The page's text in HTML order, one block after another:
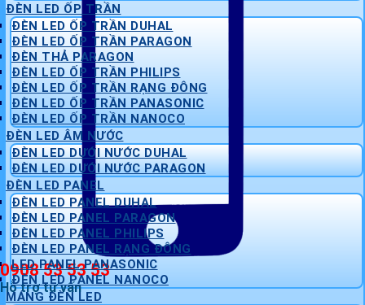
0908 53 53 53
Hỗ trợ tư vấn
ĐÈN LED ỐP TRẦN
ĐÈN LED ỐP TRẦN DUHAL
ĐÈN LED ỐP TRẦN PARAGON
ĐÈN THẢ PARAGON
ĐÈN LED ỐP TRẦN PHILIPS
ĐÈN LED ỐP TRẦN RẠNG ĐÔNG
ĐÈN LED ỐP TRẦN PANASONIC
ĐÈN LED ỐP TRẦN NANOCO
ĐÈN LED ÂM NƯỚC
ĐÈN LED DƯỚI NƯỚC DUHAL
ĐÈN LED DƯỚI NƯỚC PARAGON
ĐÈN LED PANEL
ĐÈN LED PANEL DUHAL
ĐÈN LED PANEL PARAGON
ĐÈN LED PANEL PHILIPS
ĐÈN LED PANEL RẠNG ĐÔNG
LED PANEL PANASONIC
ĐÈN LED PANEL NANOCO
MÁNG ĐÈN LED